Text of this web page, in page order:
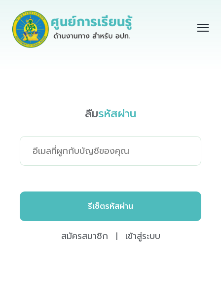
ลืมรหัสผ่าน
รีเซ็ตรหัสผ่าน
สมัครสมาชิก เข้าสู่ระบบ